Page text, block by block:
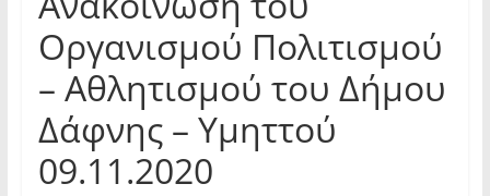
Οργανισμού Πολιτισμού
– Αθλητισμού του Δήμου
Δάφνης – Υμηττού
09.11.2020